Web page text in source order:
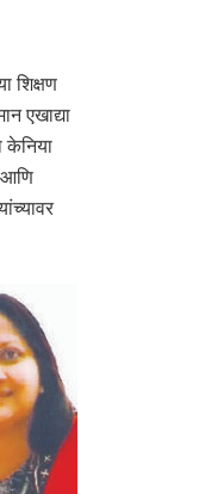
शिक्षण
एखाद्या
केनिया
आणि